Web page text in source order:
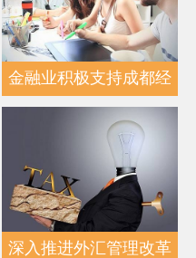
金融业积极支持成都经
深入推进外汇管理改革